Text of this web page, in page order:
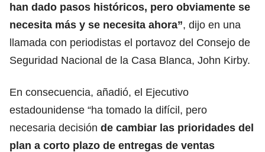
han dado pasos históricos, pero obviamente se
necesita más y se necesita ahora”, dijo en una
llamada con periodistas el portavoz del Consejo de
Seguridad Nacional de la Casa Blanca, John Kirby.
En consecuencia, añadió, el Ejecutivo
estadounidense “ha tomado la difícil, pero
necesaria decisión de cambiar las prioridades del
plan a corto plazo de entregas de ventas